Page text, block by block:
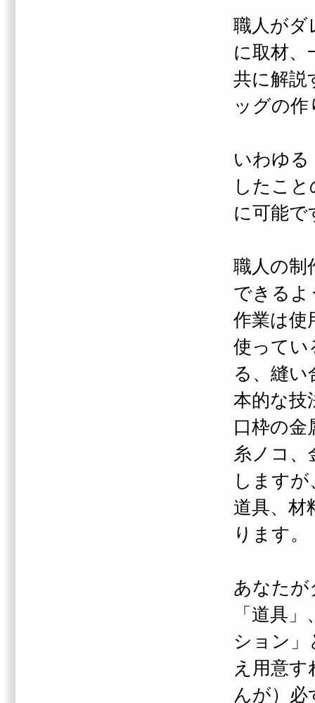
職人がダ
に取材、
共に解説
ッグの
いわゆる
したこ
に可能で
職人の制
できるよ
作業は使
使ってい
る、縫
本的な技
口枠の金
糸ノコ、
します
道具、材
ります。
あなたが
「道具
ション
え用意
んが）